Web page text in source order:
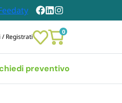
/ Registrati
0
preventivo